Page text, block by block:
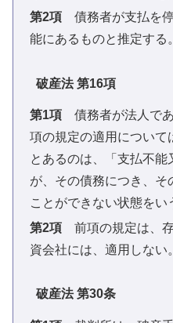
第2項 債務者が支払を
能にあるものと推定する。
破産法 第16項
第1項 債務者が法人で
項の規定の適用について
とあるのは、「支払不
が、その債務につき、そ
ことができない状態をい
第2項 前項の規定は、
資会社には、適用しない。
破産法 第30条